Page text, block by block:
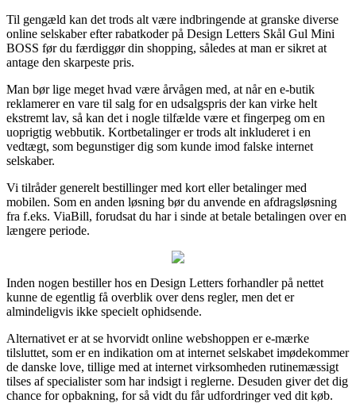
Til gengæld kan det trods alt være indbringende at granske diverse
online selskaber efter rabatkoder på Design Letters Skål Gul Mini
BOSS før du færdiggør din shopping, således at man er sikret at
antage den skarpeste pris.
Man bør lige meget hvad være årvågen med, at når en e-butik
reklamerer en vare til salg for en udsalgspris der kan virke helt
ekstremt lav, så kan det i nogle tilfælde være et fingerpeg om en
uoprigtig webbutik. Kortbetalinger er trods alt inkluderet i en
vedtægt, som begunstiger dig som kunde imod falske internet
selskaber.
Vi tilråder generelt bestillinger med kort eller betalinger med
mobilen. Som en anden løsning bør du anvende en afdragsløsning
fra f.eks. ViaBill, forudsat du har i sinde at betale betalingen over en
længere periode.
Inden nogen bestiller hos en Design Letters forhandler på nettet
kunne de egentlig få overblik over dens regler, men det er
almindeligvis ikke specielt ophidsende.
Alternativet er at se hvorvidt online webshoppen er e-mærke
tilsluttet, som er en indikation om at internet selskabet imødekommer
de danske love, tillige med at internet virksomheden rutinemæssigt
tilses af specialister som har indsigt i reglerne. Desuden giver det dig
chance for opbakning, for så vidt du får udfordringer ved dit køb.